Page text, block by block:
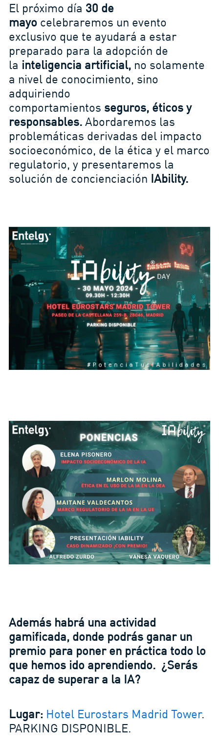
El próximo día 30 de
mayocelebraremos un evento
exclusivo que te ayudará a estar
preparado para la adopción de
la inteligencia artificial,no solamente
a nivel de conocimiento, sino
adquiriendo
comportamientos seguros, éticos y
responsables.Abordaremos las
problemáticas derivadas del impacto
socioeconómico, de la ética y el marco
regulatorio, y presentaremos la
solución de concienciación IAbility.
Además habrá una actividad
gamificada, donde podrás ganar un
premio para poner en práctica todo lo
que hemos ido aprendiendo. ¿Serás
capaz de superar a la IA?
Lugar: Hotel Eurostars Madrid Tower.
PARKING DISPONIBLE.